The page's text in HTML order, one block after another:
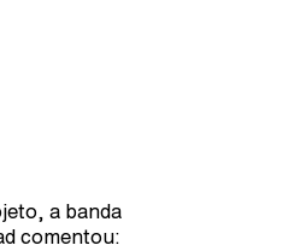
a banda
comentou: